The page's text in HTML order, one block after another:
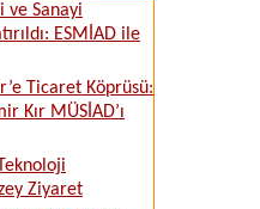
ve Sanayi
ESMİAD ile
Ticaret Köprüsü:
Kır MÜSİAD’ı
Ziyaret